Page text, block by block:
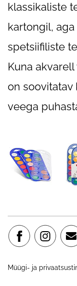
klassikaliste
kartongil,
spetsiifiliste
Kuna
on soovitatav
veega
Müügi- ja